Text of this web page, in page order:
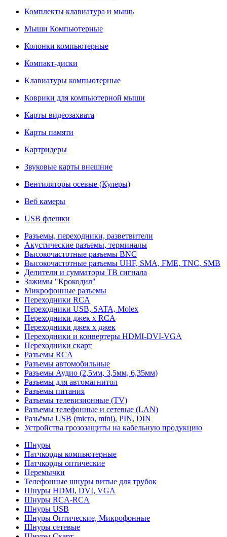
Комплекты клавиатура и мышь
Мыши Компьютерные
Колонки компьютерные
Компакт-диски
Клавиатуры компьютерные
Коврики для компьютерной мыши
Карты видеозахвата
Карты памяти
Картридеры
Звуковые карты внешние
Вентиляторы осевые (Кулеры)
Веб камеры
USB флешки
Разъемы, переходники, разветвители
Акустические разъемы, терминалы
Высокочастотные разъемы BNC
Высокочастотные разъемы UHF, SMA, FME, TNC, SMB
Делители и сумматоры ТВ сигнала
Зажимы "Крокодил"
Микрофонные разъемы
Переходники RCA
Переходники USB, SATA, Molex
Переходники джек х RCA
Переходники джек х джек
Переходники и конвертеры HDMI-DVI-VGA
Переходники скарт
Разъемы RCA
Разъемы автомобильные
Разъемы Аудио (2,5мм, 3,5мм, 6,35мм)
Разъемы для автомагнитол
Разъемы питания
Разъемы телевизионные (TV)
Разъемы телефонные и сетевые (LAN)
Разьёмы USB (micro, mini), PIN, DIN
Устройства грозозащиты на кабельную продукцию
Шнуры
Патчкорды компьютерные
Патчкорды оптические
Перемычки
Телефонные шнуры витые для трубок
Шнуры HDMI, DVI, VGA
Шнуры RCA-RCA
Шнуры USB
Шнуры Оптические, Микрофонные
Шнуры сетевые